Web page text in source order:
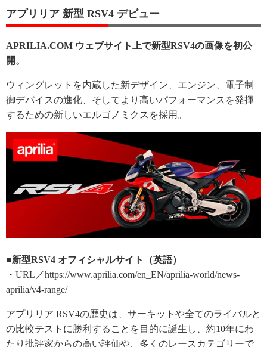
アプリリア 新型 RSV4 デビュー
APRILIA.COM ウェブサイト上で新型RSV4の画像を初公
開。
ウィングレットを内蔵した新デザイン、エンジン、電子制
御デバイスの進化、そしてより高いパフォーマンスを発揮
するための新しいエルゴノミクスを採用。
■新型RSV4 オフィシャルサイト（英語）
・URL／https://www.aprilia.com/en_EN/aprilia-world/news-
aprilia/v4-range/
アプリリア RSV4の歴史は、サーキットや全てのライバルと
の比較テストに勝利することを目的に誕生し、約10年にわ
たり批評家からの高い評価や、多くのレースカテゴリーで